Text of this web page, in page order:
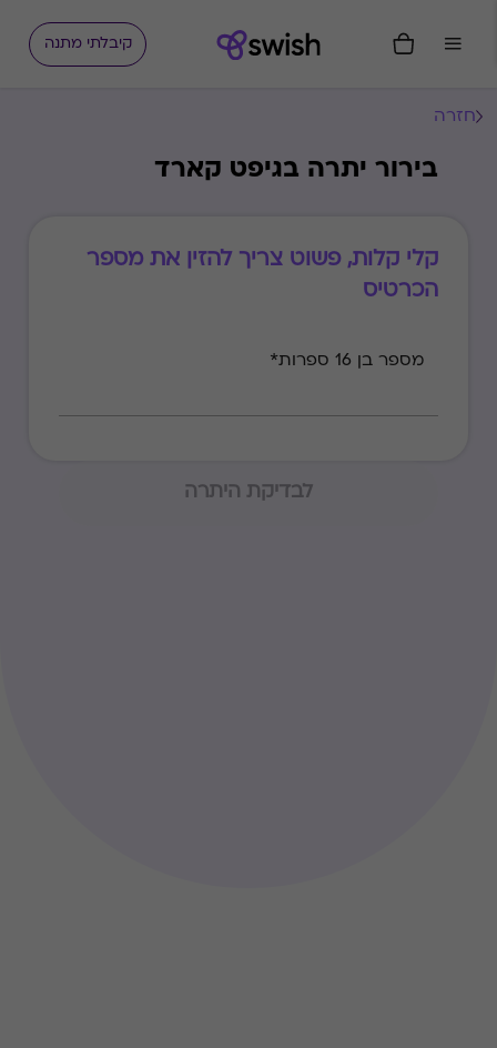
קיבלתי מתנה
חזרה
בירור יתרה בגיפט קארד
קלי קלות, פשוט צריך להזין את מספר
הכרטיס
מספר בן 16 ספרות*
לבדיקת היתרה